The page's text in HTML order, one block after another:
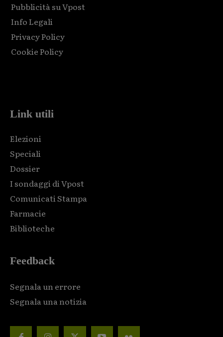
Pubblicità su Vpost
Info Legali
Privacy Policy
Cookie Policy
Link utili
Elezioni
Speciali
Dossier
I sondaggi di Vpost
Comunicati Stampa
Farmacie
Biblioteche
Feedback
Segnala un errore
Segnala una notizia